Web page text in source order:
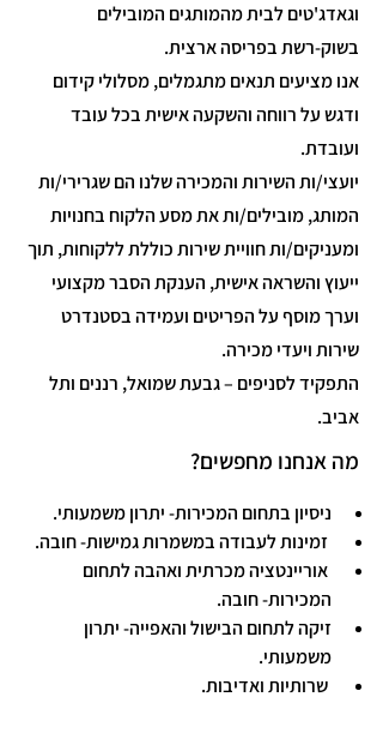
וגאדג'טים לבית מהמותגים המובילים
בשוק-רשת בפריסה ארצית.
אנו מציעים תנאים מתגמלים, מסלולי קידום
ודגש על רווחה והשקעה אישית בכל עובד
ועובדת.
יועצי/ות השירות והמכירה שלנו הם שגרירי/ות
המותג, מובילים/ות את מסע הלקוח בחנויות
ומעניקים/ות חוויית שירות כוללת ללקוחות, תוך
ייעוץ והשראה אישית, הענקת הסבר מקצועי
וערך מוסף על הפריטים ועמידה בסטנדרט
שירות ויעדי מכירה.
התפקיד לסניפים – גבעת שמואל, רננים ותל
אביב.
מה אנחנו מחפשים?
ניסיון בתחום המכירות- יתרון משמעותי.
אוריינטציה מכרתית ואהבה לתחום
המכירות- חובה.
זיקה לתחום הבישול והאפייה- יתרון
משמעותי.